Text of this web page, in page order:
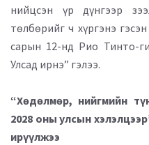
нийцсэн үр дүнгээр
төлбөрийг ч хүргэнэ
сарын 12-нд Рио Тинто-
Улсад ирнэ” гэлээ.
“Хөдөлмөр, нийгмийн
2028 оны улсын
ирүүлжээ